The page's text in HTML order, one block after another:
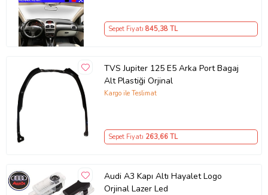
Sepet Fiyatı 845,38 TL
TVS Jupiter 125 E5 Arka Port Bagaj
Alt Plastiği Orjinal
Kargo ile Teslimat
Sepet Fiyatı 263,66 TL
Audi A3 Kapı Altı Hayalet Logo
Orjinal Lazer Led